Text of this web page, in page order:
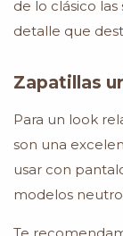
de lo clásico las
detalle que
Zapatillas
Para un look
son una
usar con
modelos